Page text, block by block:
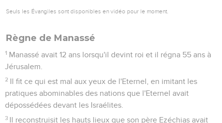
Seuls les Évangiles sont disponibles en vidéo pour le moment.
Règne de Manassé
1 Manassé avait 12 ans lorsqu'il devint roi et il régna 55 ans à
Jérusalem.
2 Il fit ce qui est mal aux yeux de l'Eternel, en imitant les
pratiques abominables des nations que l'Eternel avait
dépossédées devant les Israélites.
3 Il reconstruisit les hauts lieux que son père Ezéchias avait